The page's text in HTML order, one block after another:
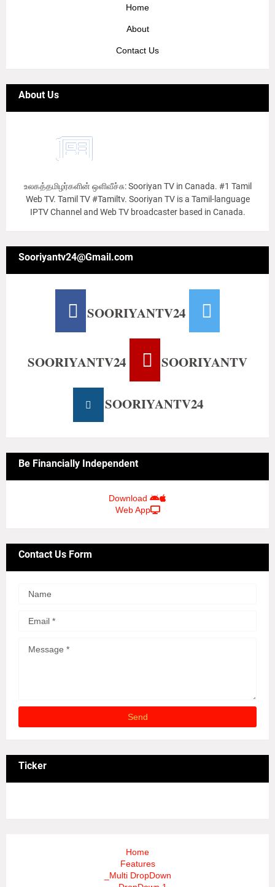
Home
About
Contact Us
About Us
உலகத்தமிழர்களின் ஒளிவீச்சு: Sooriyan TV in Canada. #1 Tamil
Web TV. Tamil TV #Tamiltv. Sooriyan TV is a Tamil-language
IPTV Channel and Web TV broadcaster based in Canada.
Sooriyantv24@Gmail.com
SOORIYANTV24
SOORIYANTV24 SOORIYANTV
SOORIYANTV24
Be Financially Independent
Download
Web App
Contact Us Form
Ticker
Home
Features
_Multi DropDown